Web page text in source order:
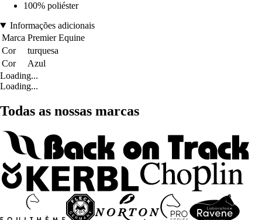
100% poliéster
Informações adicionais
Marca Premier Equine
Cor
turquesa
Cor
Azul
Loading...
Loading...
Todas as nossas marcas